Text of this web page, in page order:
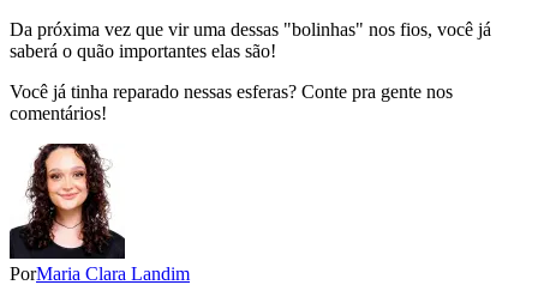
Da próxima vez que vir uma dessas "bolinhas" nos fios, você já
saberá o quão importantes elas são!
Você já tinha reparado nessas esferas? Conte pra gente nos
comentários!
PorMaria Clara Landim